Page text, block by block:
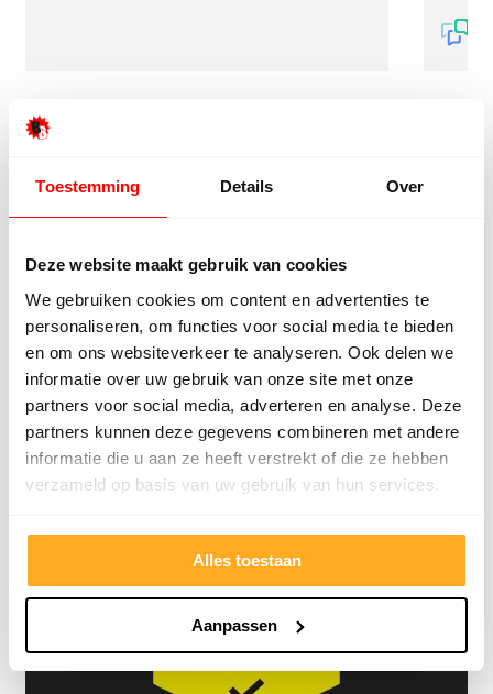
Toestemming Details Over
Deze website maakt gebruik van cookies
We gebruiken cookies om content en advertenties te
personaliseren, om functies voor social media te bieden
en om ons websiteverkeer te analyseren. Ook delen we
informatie over uw gebruik van onze site met onze
partners voor social media, adverteren en analyse. Deze
partners kunnen deze gegevens combineren met andere
informatie die u aan ze heeft verstrekt of die ze hebben
verzameld op basis van uw gebruik van hun services.
Alles toestaan
Aanpassen
4.8/5 24.553 reviews
Bekijk klantverhalen